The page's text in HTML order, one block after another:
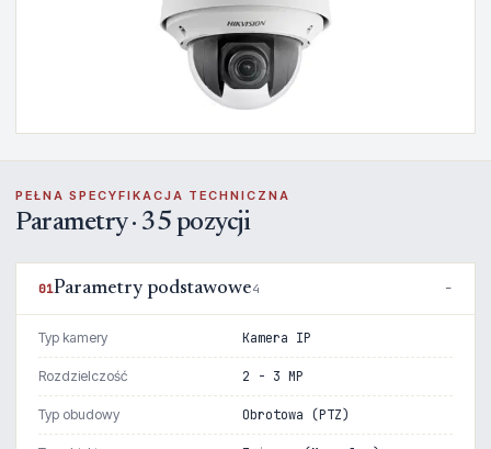
PEŁNA SPECYFIKACJA TECHNICZNA
Parametry · 35 pozycji
01Parametry podstawowe4
Typ kamery Kamera IP
Rozdzielczość 2 - 3 MP
Typ obudowy Obrotowa (PTZ)